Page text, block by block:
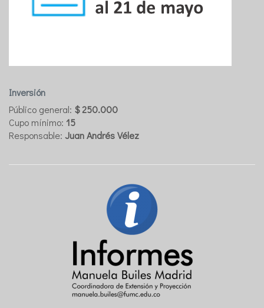
Inversión
Público general: $ 250.000
Cupo mínimo: 15
Responsable: Juan Andrés Vélez